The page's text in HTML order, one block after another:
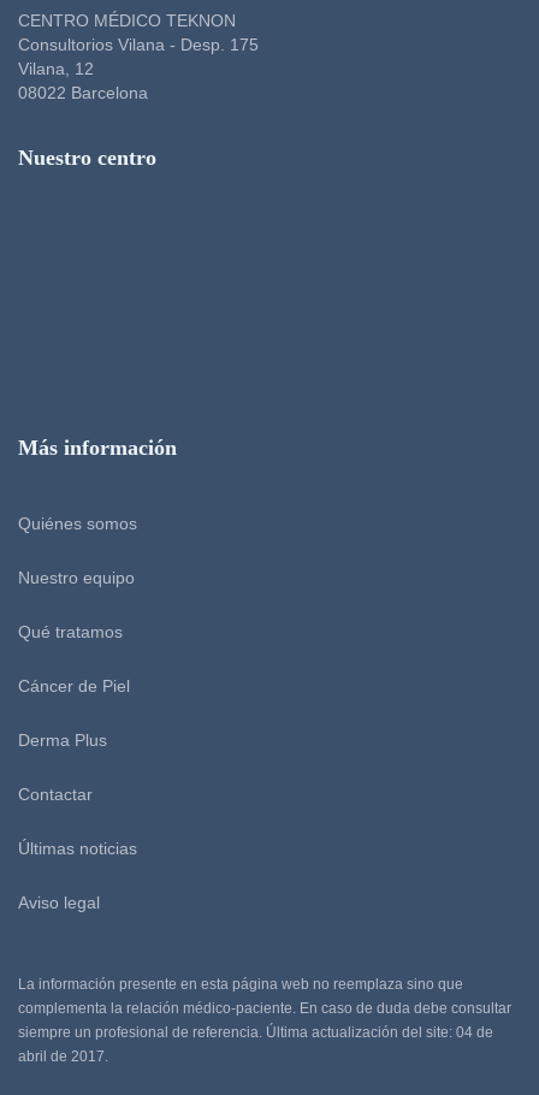
CENTRO MÉDICO TEKNON
Consultorios Vilana - Desp. 175
Vilana, 12
08022 Barcelona
Nuestro centro
Más información
Quiénes somos
Nuestro equipo
Qué tratamos
Cáncer de Piel
Derma Plus
Contactar
Últimas noticias
Aviso legal
La información presente en esta página web no reemplaza sino que
complementa la relación médico-paciente. En caso de duda debe consultar
siempre un profesional de referencia. Última actualización del site: 04 de
abril de 2017.